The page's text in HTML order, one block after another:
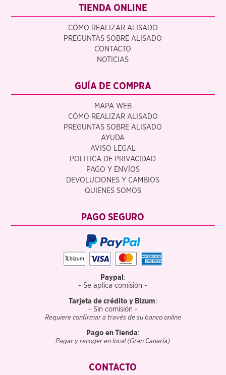
TIENDA ONLINE
CÓMO REALIZAR ALISADO
PREGUNTAS SOBRE ALISADO
CONTACTO
NOTICIAS
GUÍA DE COMPRA
MAPA WEB
CÓMO REALIZAR ALISADO
PREGUNTAS SOBRE ALISADO
AYUDA
AVISO LEGAL
POLITICA DE PRIVACIDAD
PAGO Y ENVÍOS
DEVOLUCIONES Y CAMBIOS
QUIENES SOMOS
PAGO SEGURO
Paypal :
- Se aplica comisión -
Tarjeta de crédito y Bizum:
- Sin comisión -
Requiere confirmar a través de su banco online
Pago en Tienda:
Pagar y recoger en local (Gran Canaria)
CONTACTO